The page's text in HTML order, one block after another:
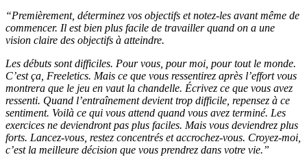
“Premièrement, déterminez vos objectifs et notez-les avant même de
commencer. Il est bien plus facile de travailler quand on a une
vision claire des objectifs à atteindre.
Les débuts sont difficiles. Pour vous, pour moi, pour tout le monde.
C’est ça, Freeletics. Mais ce que vous ressentirez après l’effort vous
montrera que le jeu en vaut la chandelle. Écrivez ce que vous avez
ressenti. Quand l’entraînement devient trop difficile, repensez à ce
sentiment. Voilà ce qui vous attend quand vous avez terminé. Les
exercices ne deviendront pas plus faciles. Mais vous deviendrez plus
forts. Lancez-vous, restez concentrés et accrochez-vous. Croyez-moi,
c’est la meilleure décision que vous prendrez dans votre vie.”